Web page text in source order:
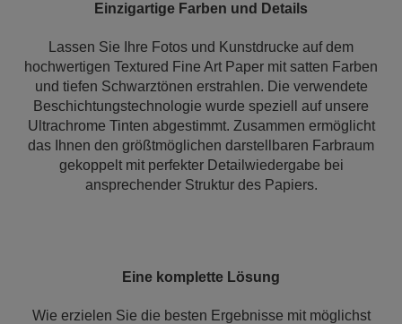
Einzigartige Farben und Details
Lassen Sie Ihre Fotos und Kunstdrucke auf dem
hochwertigen Textured Fine Art Paper mit satten Farben
und tiefen Schwarztönen erstrahlen. Die verwendete
Beschichtungstechnologie wurde speziell auf unsere
Ultrachrome Tinten abgestimmt. Zusammen ermöglicht
das Ihnen den größtmöglichen darstellbaren Farbraum
gekoppelt mit perfekter Detailwiedergabe bei
ansprechender Struktur des Papiers.
Eine komplette Lösung
Wie erzielen Sie die besten Ergebnisse mit möglichst